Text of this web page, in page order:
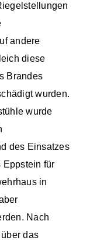
andere
diese
Brandes
wurden.
wurde
des Einsatzes
Eppstein für
in
Nach
das